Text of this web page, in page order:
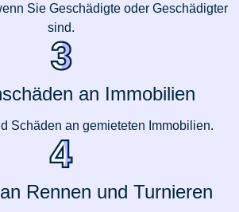
Sie Geschädigte oder Geschädigter
sind.
an Immobilien
Schäden an gemieteten Immobilien.
Rennen und Turnieren